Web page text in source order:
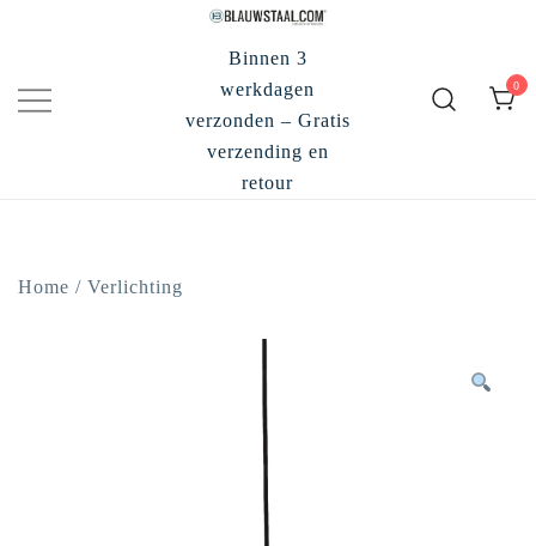
inhoud
Binnen 3
werkdagen
verzonden – Gratis
verzending en
retour
0
Home / Verlichting